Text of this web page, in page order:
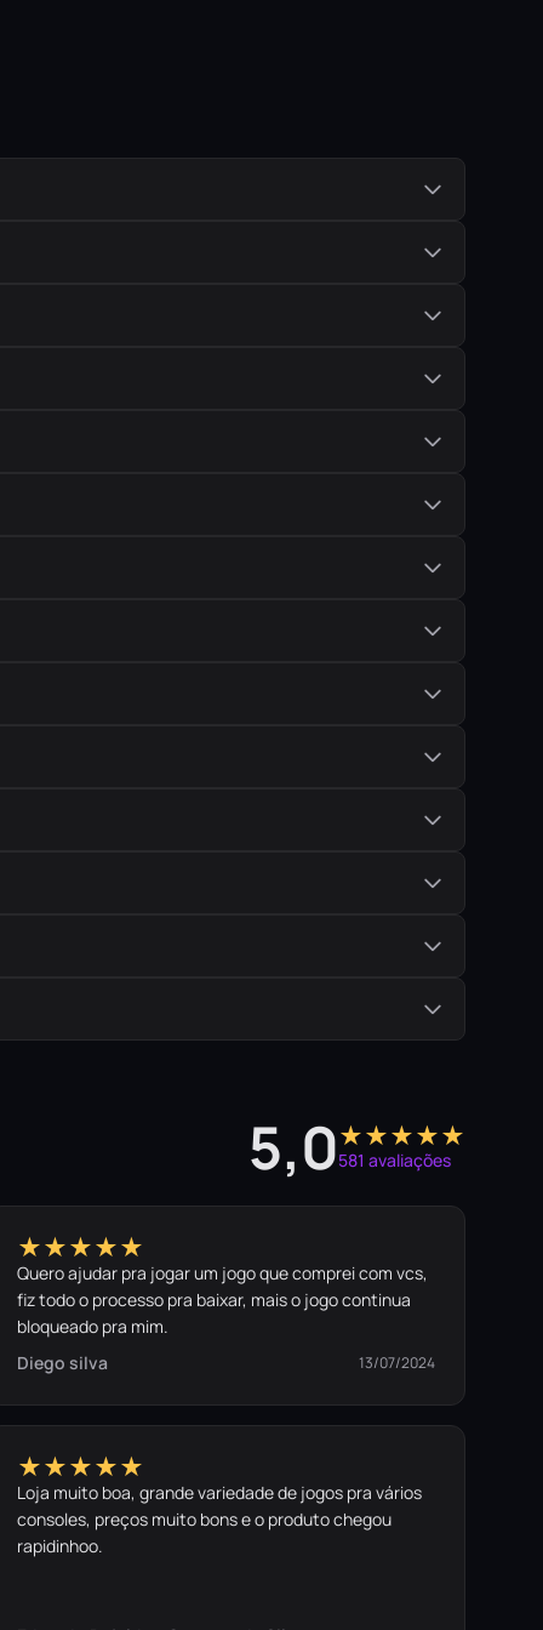
5,0★★★★★
581 avaliações
★★★★★
Quero ajudar pra jogar um jogo que comprei com vcs,
fiz todo o processo pra baixar, mais o jogo continua
bloqueado pra mim.
Diego silva
13/07/2024
★★★★★
Loja muito boa, grande variedade de jogos pra vários
consoles, preços muito bons e o produto chegou
rapidinhoo.